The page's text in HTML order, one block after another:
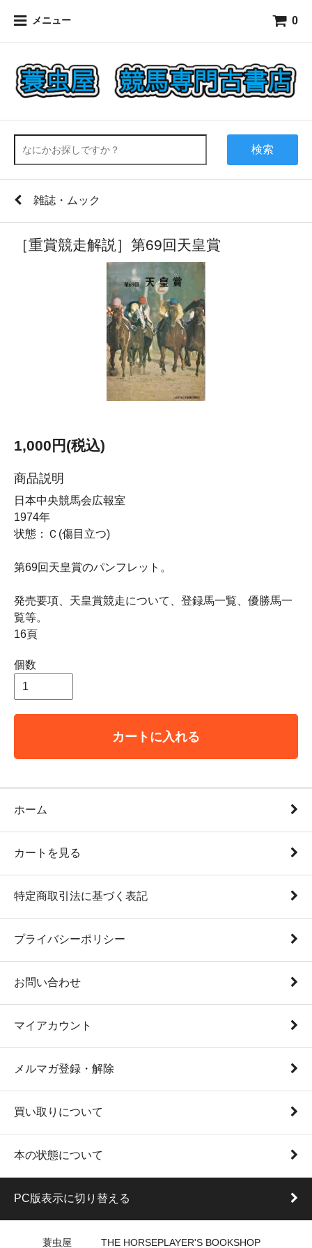
メニュー 0
検索
雑誌・ムック
［重賞競走解説］第69回天皇賞
1,000円(税込)
商品説明
日本中央競馬会広報室
1974年
状態：Ｃ(傷目立つ)
第69回天皇賞のパンフレット。
発売要項、天皇賞競走について、登録馬一覧、優勝馬一
覧等。
16頁
個数
カートに入れる
ホーム
カートを見る
特定商取引法に基づく表記
プライバシーポリシー
お問い合わせ
マイアカウント
メルマガ登録・解除
買い取りについて
本の状態について
PC版表示に切り替える
蓑虫屋 THE HORSEPLAYER'S BOOKSHOP